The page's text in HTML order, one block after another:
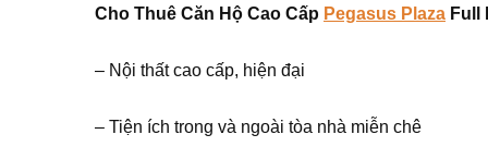
Cho Thuê Căn Hộ Cao Cấp Pegasus Plaza Full
– Nội thất cao cấp, hiện đại
– Tiện ích trong và ngoài tòa nhà miễn chê